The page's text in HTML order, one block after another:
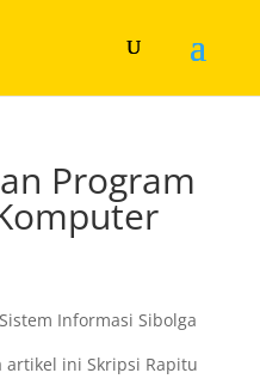
Program
artikel ini Skripsi Rapitu